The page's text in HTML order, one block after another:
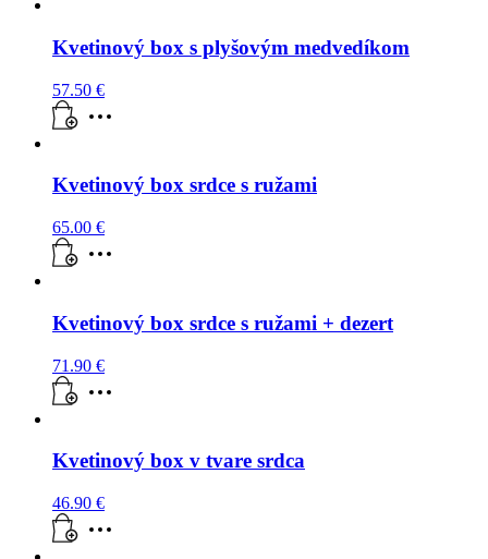
Kvetinový box s plyšovým medvedíkom
57.50 €
Kvetinový box srdce s ružami
65.00 €
Kvetinový box srdce s ružami + dezert
71.90 €
Kvetinový box v tvare srdca
46.90 €